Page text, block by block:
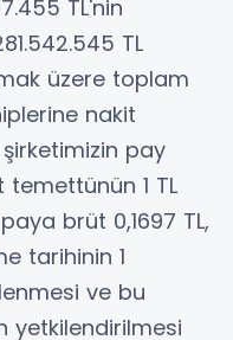
TL'nin
TL
üzere toplam
nakit
pay
1 TL
brüt 0,1697 TL,
tarihinin 1
ve bu
yetkilendirilmesi